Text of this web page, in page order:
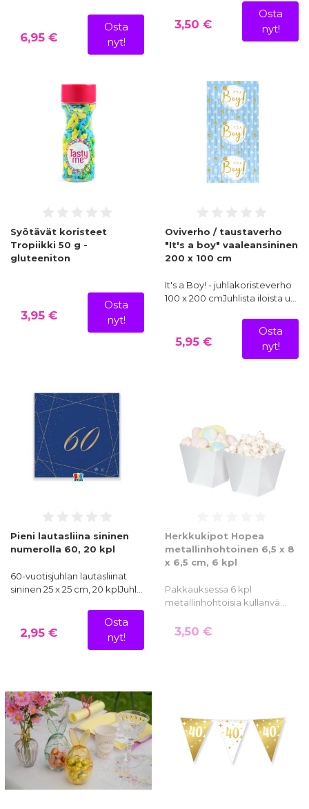
6,95 €
Osta
nyt!
3,50 €
Osta
nyt!
Syötävät koristeet
Tropiikki 50 g -
gluteeniton
3,95 €
Osta
nyt!
Oviverho / taustaverho
"It's a boy" vaaleansininen
200 x 100 cm
It's a Boy! - juhlakoristeverho
100 x 200 cmJuhlista iloista u…
5,95 €
Osta
nyt!
Pieni lautasliina sininen
numerolla 60, 20 kpl
60-vuotisjuhlan lautasliinat
sininen 25 x 25 cm, 20 kplJuhl…
2,95 €
Osta
nyt!
Herkkukipot Hopea
metallinhohtoinen 6,5 x 8
x 6,5 cm, 6 kpl
Pakkauksessa 6 kpl
metallinhohtoisia kullanvä…
3,50 €